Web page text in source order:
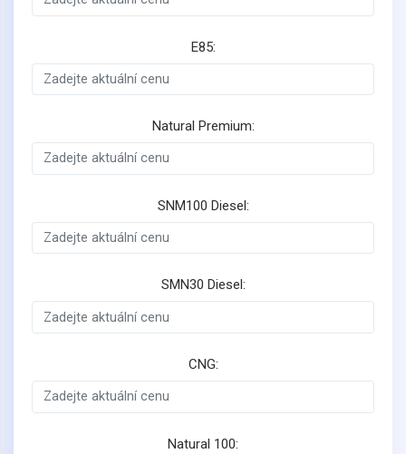
E85:
Natural Premium:
SNM100 Diesel:
SMN30 Diesel:
CNG:
Natural 100: